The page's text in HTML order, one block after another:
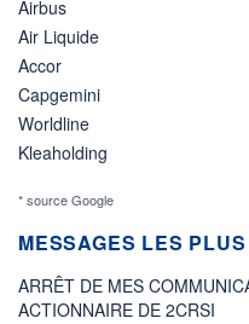
Airbus
Air Liquide
Accor
Capgemini
Worldline
Kleaholding
* source Google
MESSAGES LES
ARRÊT DE MES
ACTIONNAIRE DE 2CRSI